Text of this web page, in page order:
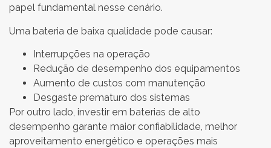
papel fundamental nesse cenário.
Uma bateria de baixa qualidade pode causar:
Interrupções na operação
Redução de desempenho dos equipamentos
Aumento de custos com manutenção
Desgaste prematuro dos sistemas
Por outro lado, investir em baterias de alto
desempenho garante maior confiabilidade, melhor
aproveitamento energético e operações mais